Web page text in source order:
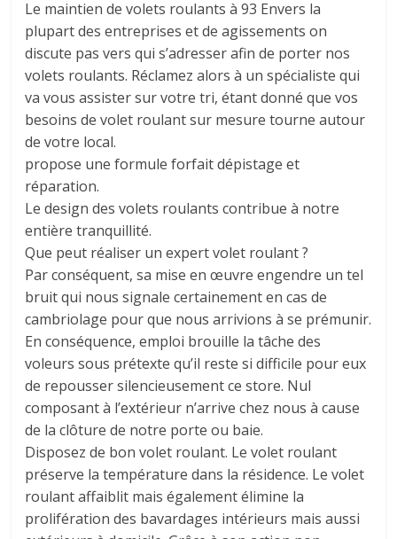
Le maintien de volets roulants à 93 Envers la
plupart des entreprises et de agissements on
discute pas vers qui s’adresser afin de porter nos
volets roulants. Réclamez alors à un spécialiste qui
va vous assister sur votre tri, étant donné que vos
besoins de volet roulant sur mesure tourne autour
de votre local.
propose une formule forfait dépistage et
réparation.
Le design des volets roulants contribue à notre
entière tranquillité.
Que peut réaliser un expert volet roulant ?
Par conséquent, sa mise en œuvre engendre un tel
bruit qui nous signale certainement en cas de
cambriolage pour que nous arrivions à se prémunir.
En conséquence, emploi brouille la tâche des
voleurs sous prétexte qu’il reste si difficile pour eux
de repousser silencieusement ce store. Nul
composant à l’extérieur n’arrive chez nous à cause
de la clôture de notre porte ou baie.
Disposez de bon volet roulant. Le volet roulant
préserve la température dans la résidence. Le volet
roulant affaiblit mais également élimine la
prolifération des bavardages intérieurs mais aussi